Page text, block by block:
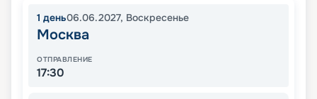
1 день06.06.2027, Воскресенье
Москва
ОТПРАВЛЕНИЕ
17:30